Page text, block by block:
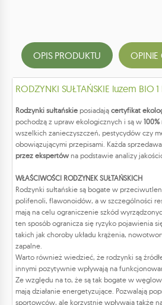
OPIS PRODUKTU OPINIE
RODZYNKI SUŁTAŃSKIE luzem BIO
Rodzynki sułtańskie posiadają certyfikat
pochodzą z upraw ekologicznych i są w
wszelkich zanieczyszczeń, pestycydów czy
obowiązującymi przepisami. Każda
przez ekspertów na podstawie analizy
WŁAŚCIWOŚCI RODZYNEK SUŁTAŃSKICH
Rodzynki sułtańskie są bogate w
polifenoli, flawonoidów, a w szczególności
mają na celu ograniczenie szkód
ten sposób ogranicza się ryzyko pojawienia
takich jak choroby układu krążenia,
zapalne.
Warto również wiedzieć, że rodzynki są
innymi pozytywnie wpływają na
Ze względu na to, że są tak bogate w
mają działanie energetyzujące. Pozwalają
sportowców, ale korzystnie wpływają także